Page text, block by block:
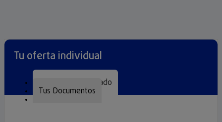
Tu oferta individual
Seguro Personalizado
Tus Documentos